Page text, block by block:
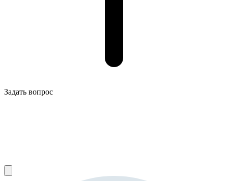
Задать вопрос